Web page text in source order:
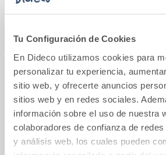
Tu Configuración de Cookies
En Dideco utilizamos cookies para
personalizar tu experiencia,
sitio web, y ofrecerte anuncios
sitios web y en redes sociales.
información sobre el uso de nuestra
colaboradores de confianza de
y análisis web, los cuales pueden
Active minds eso 4
student
39,00€
La